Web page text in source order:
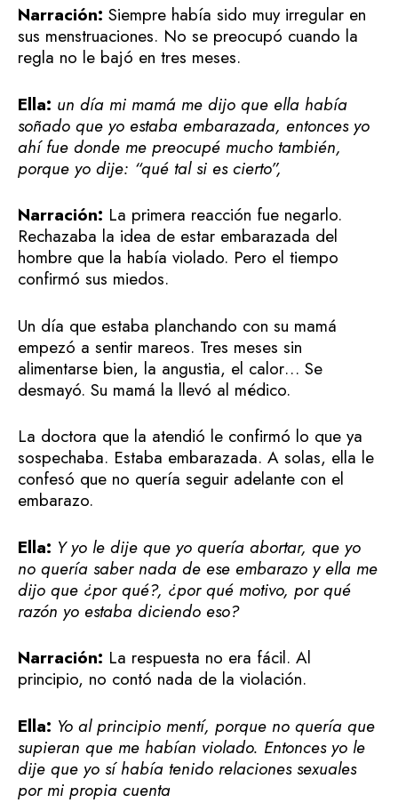
Narración: Siempre había sido muy irregular en
sus menstruaciones. No se preocupó cuando la
regla no le bajó en tres meses.
Ella: un día mi mamá me dijo que ella había
soñado que yo estaba embarazada, entonces yo
ahí fue donde me preocupé mucho también,
porque yo dije: “qué tal si es cierto”,
Narración: La primera reacción fue negarlo.
Rechazaba la idea de estar embarazada del
hombre que la había violado. Pero el tiempo
confirmó sus miedos.
Un día que estaba planchando con su mamá
empezó a sentir mareos. Tres meses sin
alimentarse bien, la angustia, el calor… Se
desmayó. Su mamá la llevó al médico.
La doctora que la atendió le confirmó lo que ya
sospechaba. Estaba embarazada. A solas, ella le
confesó que no quería seguir adelante con el
embarazo.
Ella: Y yo le dije que yo quería abortar, que yo
no quería saber nada de ese embarazo y ella me
dijo que ¿por qué?, ¿por qué motivo, por qué
razón yo estaba diciendo eso?
Narración: La respuesta no era fácil. Al
principio, no contó nada de la violación.
Ella: Yo al principio mentí, porque no quería que
supieran que me habían violado. Entonces yo le
dije que yo sí había tenido relaciones sexuales
por mi propia cuenta